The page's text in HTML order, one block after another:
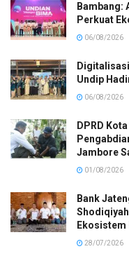
Bambang:
Perkuat
06/08/2026
Undip
06/08/2026
DPRD
Jambore
01/08/2026
Bank
Ekosistem
28/07/2026